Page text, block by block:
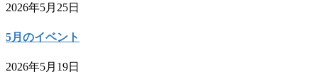
2026年5月25日
5月のイベント
2026年5月19日